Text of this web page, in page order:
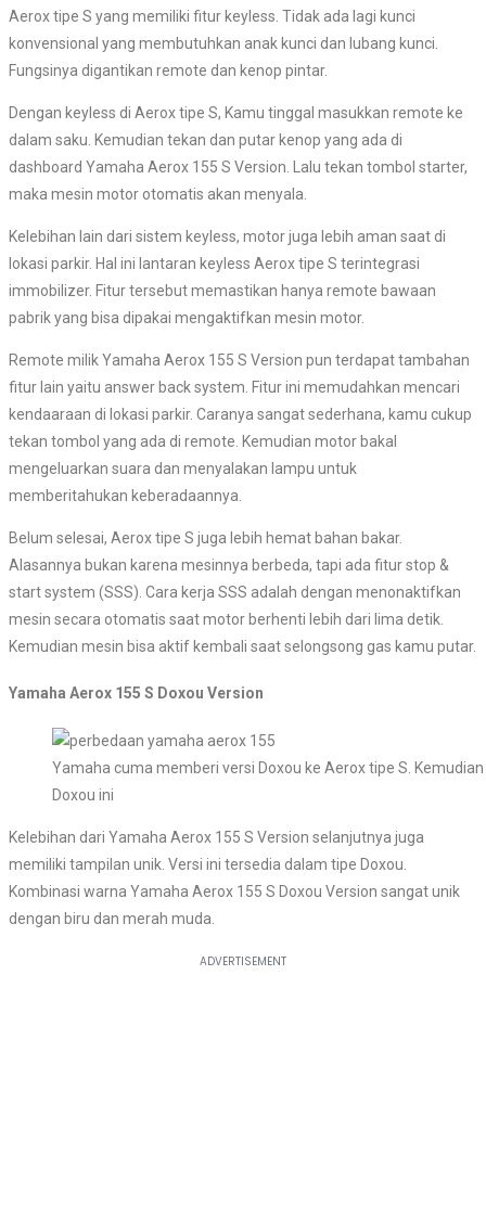
Aerox tipe S yang memiliki fitur keyless. Tidak ada lagi kunci
konvensional yang membutuhkan anak kunci dan lubang kunci.
Fungsinya digantikan remote dan kenop pintar.
Dengan keyless di Aerox tipe S, Kamu tinggal masukkan remote ke
dalam saku. Kemudian tekan dan putar kenop yang ada di
dashboard Yamaha Aerox 155 S Version. Lalu tekan tombol starter,
maka mesin motor otomatis akan menyala.
Kelebihan lain dari sistem keyless, motor juga lebih aman saat di
lokasi parkir. Hal ini lantaran keyless Aerox tipe S terintegrasi
immobilizer. Fitur tersebut memastikan hanya remote bawaan
pabrik yang bisa dipakai mengaktifkan mesin motor.
Remote milik Yamaha Aerox 155 S Version pun terdapat tambahan
fitur lain yaitu answer back system. Fitur ini memudahkan mencari
kendaaraan di lokasi parkir. Caranya sangat sederhana, kamu cukup
tekan tombol yang ada di remote. Kemudian motor bakal
mengeluarkan suara dan menyalakan lampu untuk
memberitahukan keberadaannya.
Belum selesai, Aerox tipe S juga lebih hemat bahan bakar.
Alasannya bukan karena mesinnya berbeda, tapi ada fitur stop &
start system (SSS). Cara kerja SSS adalah dengan menonaktifkan
mesin secara otomatis saat motor berhenti lebih dari lima detik.
Kemudian mesin bisa aktif kembali saat selongsong gas kamu putar.
Yamaha Aerox 155 S Doxou Version
Yamaha cuma memberi versi Doxou ke Aerox tipe S.
Doxou ini
Kelebihan dari Yamaha Aerox 155 S Version selanjutnya juga
memiliki tampilan unik. Versi ini tersedia dalam tipe Doxou.
Kombinasi warna Yamaha Aerox 155 S Doxou Version sangat unik
dengan biru dan merah muda.